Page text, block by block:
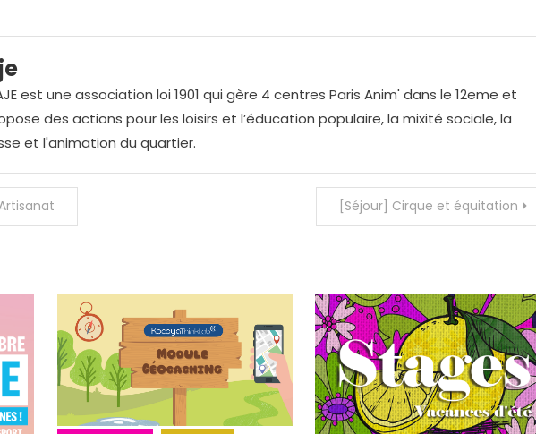
est une association loi 1901 qui gère 4 centres Paris Anim' dans le 12eme et
des actions pour les loisirs et l’éducation populaire, la mixité sociale, la
et l'animation du quartier.
[Séjour] Cirque et équitation